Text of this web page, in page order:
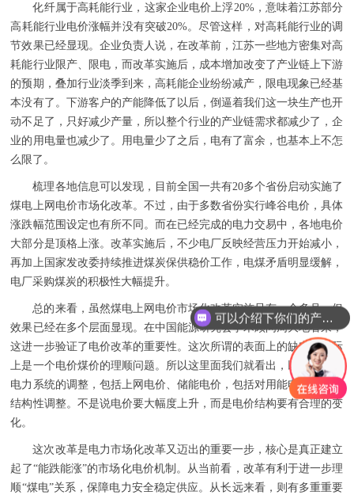
化纤属于高耗能行业，这家企业电价上浮20%，意味着江苏部分
高耗能行业电价涨幅并没有突破20%。尽管这样，对高耗能行业的调
节效果已经显现。企业负责人说，在改革前，江苏一些地方密集对高
耗能行业限产、限电，而改革实施后，成本增加改变了产业链上下游
的预期，叠加行业淡季到来，高耗能企业纷纷减产，限电现象已经基
本没有了。下游客户的产能降低了以后，倒逼着我们这一块生产也开
动不足了，只好减少产量，所以整个行业的产业链需求都减少了，企
业的用电量也减少了。用电量少了之后，电有了富余，也基本上不怎
么限了。
梳理各地信息可以发现，目前全国一共有20多个省份启动实施了
煤电上网电价市场化改革。不过，由于多数省份实行峰谷电价，具体
涨跌幅范围设定也有所不同。而在已经完成的电力交易中，各地电价
大部分是顶格上涨。改革实施后，不少电厂反映经营压力开始减小，
再加上国家发改委持续推进煤炭保供稳价工作，电煤矛盾明显缓解，
电厂采购煤炭的积极性大幅提升。
总的来看，虽然煤电上网电价市场化改革实施只有一个多月，但
效果已经在多个层面显现。在中国能源研究会学术顾问周大地看来，
这进一步验证了电价改革的重要性。这次所谓的表面上的缺电，实际
上是一个电价煤价的理顺问题。所以这里面我们就看出，以后要加快
电力系统的调整，包括上网电价、储能电价，包括对用能电价合理的
结构性调整。不是说电价要大幅度上升，而是电价结构要有合理的变
化。
这次改革是电力市场化改革又迈出的重要一步，核心是真正建立
起了“能跌能涨”的市场化电价机制。从当前看，改革有利于进一步理
顺“煤电”关系，保障电力安全稳定供应。从长远来看，则有多重重要
可以介绍下你们的产品么